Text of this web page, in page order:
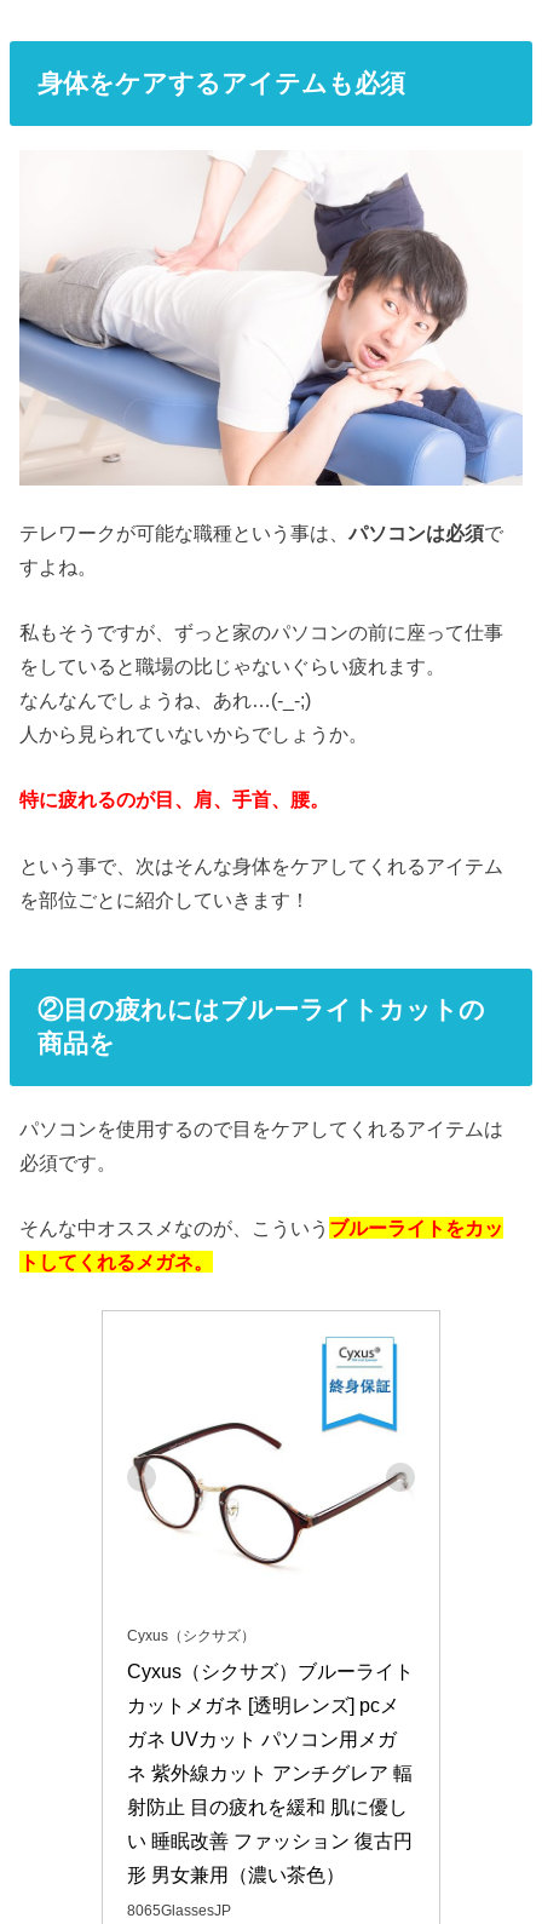
身体をケアするアイテムも必須
テレワークが可能な職種という事は、 パソコンは必須で
すよね。
私もそうですが、ずっと家のパソコンの前に座って仕事
をしていると職場の比じゃないぐらい疲れます。
なんなんでしょうね、あれ…(-_-;)
人から見られていないからでしょうか。
特に疲れるのが目、肩、手首、腰。
という事で、次はそんな身体をケアしてくれるアイテム
を部位ごとに紹介していきます！
②目の疲れにはブルーライトカットの
商品を
パソコンを使用するので目をケアしてくれるアイテムは
必須です。
そんな中オススメなのが、こういう ブルーライトをカッ
トしてくれるメガネ。
Cyxus（シクサズ）
Cyxus（シクサズ）ブルーライト
カットメガネ [透明レンズ] pcメ
ガネ UVカット パソコン用メガ
ネ 紫外線カット アンチグレア 輻
射防止 目の疲れを緩和 肌に優し
い 睡眠改善 ファッション 復古円
形 男女兼用（濃い茶色）
8065GlassesJP